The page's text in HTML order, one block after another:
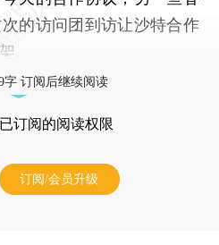
的访问团到访让沙特合作
。
字 订阅后继续阅读
订阅的阅读权限
订阅/会员升级